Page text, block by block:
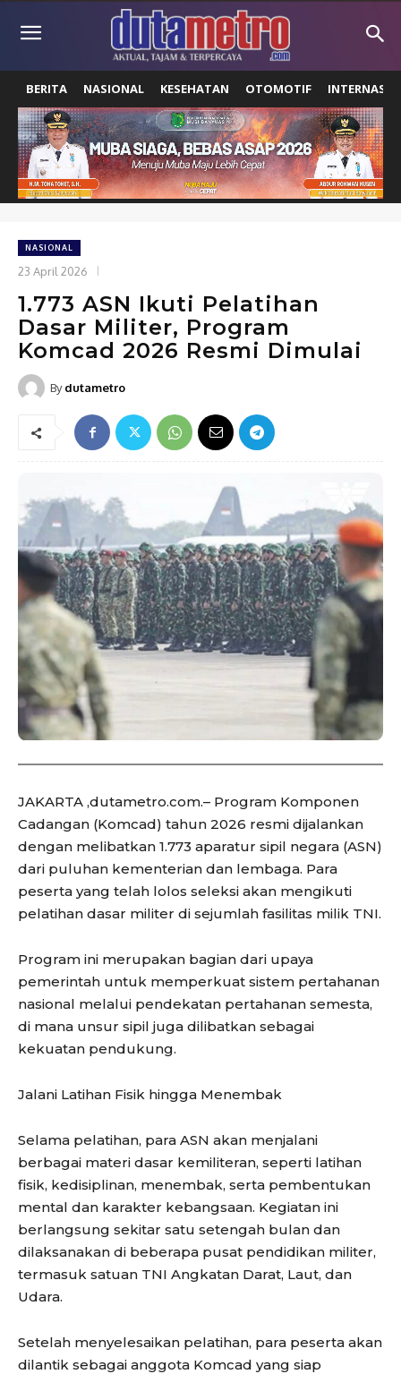
BERITA NASIONAL KESEHATAN OTOMOTIF
NASIONAL
23 April 2026
1.773 ASN Ikuti Pelatihan
Dasar Militer, Program
Komcad 2026 Resmi Dimulai
By dutametro
JAKARTA ,dutametro.com.– Program Komponen
Cadangan (Komcad) tahun 2026 resmi dijalankan
dengan melibatkan 1.773 aparatur sipil negara (ASN)
dari puluhan kementerian dan lembaga. Para
peserta yang telah lolos seleksi akan mengikuti
pelatihan dasar militer di sejumlah fasilitas milik TNI.
Program ini merupakan bagian dari upaya
pemerintah untuk memperkuat sistem pertahanan
nasional melalui pendekatan pertahanan semesta,
di mana unsur sipil juga dilibatkan sebagai
kekuatan pendukung.
Jalani Latihan Fisik hingga Menembak
Selama pelatihan, para ASN akan menjalani
berbagai materi dasar kemiliteran, seperti latihan
fisik, kedisiplinan, menembak, serta pembentukan
mental dan karakter kebangsaan. Kegiatan ini
berlangsung sekitar satu setengah bulan dan
dilaksanakan di beberapa pusat pendidikan militer,
termasuk satuan TNI Angkatan Darat, Laut, dan
Udara.
Setelah menyelesaikan pelatihan, para peserta akan
dilantik sebagai anggota Komcad yang siap